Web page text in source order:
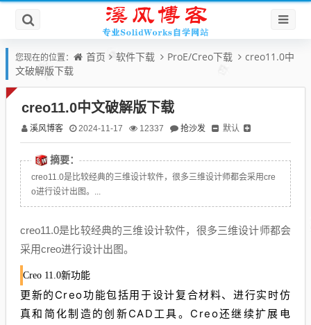
您现在的位置： 首页 软件下载 ProE/Creo下载
creo11.0中
文破解版下载
creo11.0中文破解版下载
溪风博客 2024-11-17 12337 抢沙发 默认
摘要：
creo11.0是比较经典的三维设计软件，很多三维设计师都会采用cre
o进行设计出图。...
creo11.0是比较经典的三维设计软件，很多三维设计师都会
采用creo进行设计出图。
Creo 11.0新功能
更新的Creo功能包括用于设计复合材料、进行实时仿
真和简化制造的创新CAD工具。Creo还继续扩展电